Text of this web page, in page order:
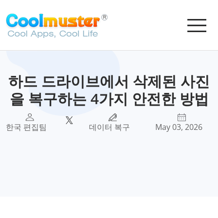
하드 드라이브에서 삭제된 사진
을 복구하는 4가지 안전한 방법
한국 편집팀 데이터 복구 May 03, 2026